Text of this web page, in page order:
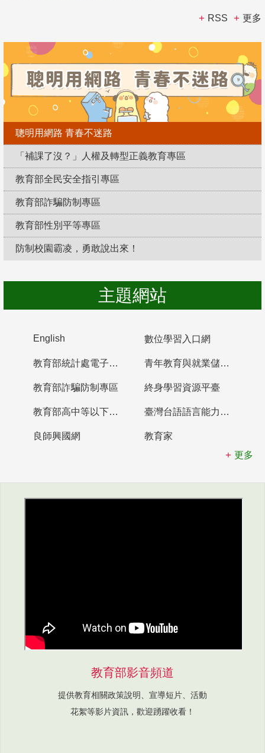
RSS 更多
聰明用網路 青春不迷路
「補課了沒？」人權及轉型正義教育專區
教育部全民安全指引專區
教育部詐騙防制專區
教育部性別平等專區
防制校園霸凌，勇敢說出來！
主題網站
English 數位學習入口網
教育部統計處電子書櫃 青年教育與就業儲蓄帳戶
教育部詐騙防制專區 終身學習資源平臺
教育部高中等以下學校及幼兒園教師資格檢定考試 臺灣台語語言能力認證網站
良師興國網
教育家
更多
教育部影音頻道
提供教育相關政策說明、宣導短片、活動
花絮等影片資訊，歡迎踴躍收看！